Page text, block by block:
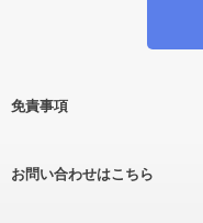
免責事項
お問い合わせはこちら